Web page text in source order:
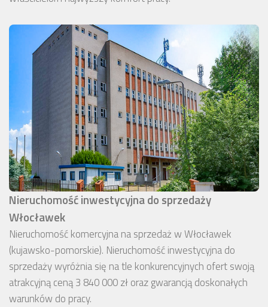
Nieruchomość inwestycyjna do sprzedaży
Włocławek
Nieruchomość komercyjna na sprzedaż w Włocławek
(kujawsko-pomorskie). Nieruchomość inwestycyjna do
sprzedaży wyróżnia się na tle konkurencyjnych ofert swoją
atrakcyjną ceną 3 840 000 zł oraz gwarancją doskonałych
warunków do pracy.